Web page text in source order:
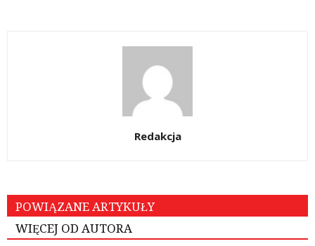
Redakcja
POWIĄZANE ARTYKUŁY
WIĘCEJ OD AUTORA